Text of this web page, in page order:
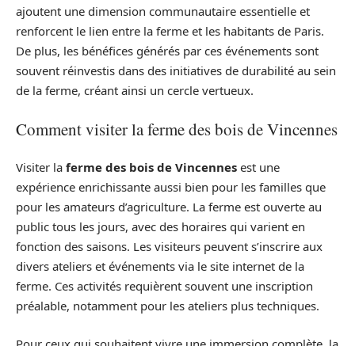
ajoutent une dimension communautaire essentielle et
renforcent le lien entre la ferme et les habitants de Paris.
De plus, les bénéfices générés par ces événements sont
souvent réinvestis dans des initiatives de durabilité au sein
de la ferme, créant ainsi un cercle vertueux.
Comment visiter la ferme des bois de Vincennes
Visiter la ferme des bois de Vincennes est une
expérience enrichissante aussi bien pour les familles que
pour les amateurs d’agriculture. La ferme est ouverte au
public tous les jours, avec des horaires qui varient en
fonction des saisons. Les visiteurs peuvent s’inscrire aux
divers ateliers et événements via le site internet de la
ferme. Ces activités requièrent souvent une inscription
préalable, notamment pour les ateliers plus techniques.